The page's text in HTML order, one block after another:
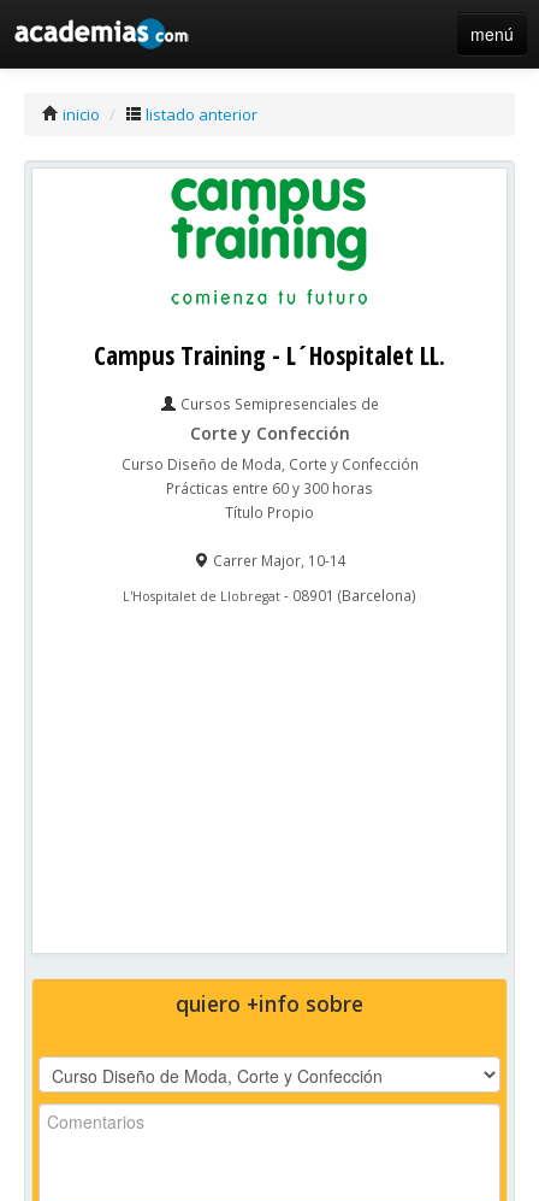
menú
inicio / listado anterior
Campus Training - L´Hospitalet LL.
Cursos Semipresenciales de
Corte y Confección
Curso Diseño de Moda, Corte y Confección
Prácticas entre 60 y 300 horas
Título Propio
Carrer Major, 10-14
L'Hospitalet de Llobregat - 08901 (Barcelona)
quiero +info sobre